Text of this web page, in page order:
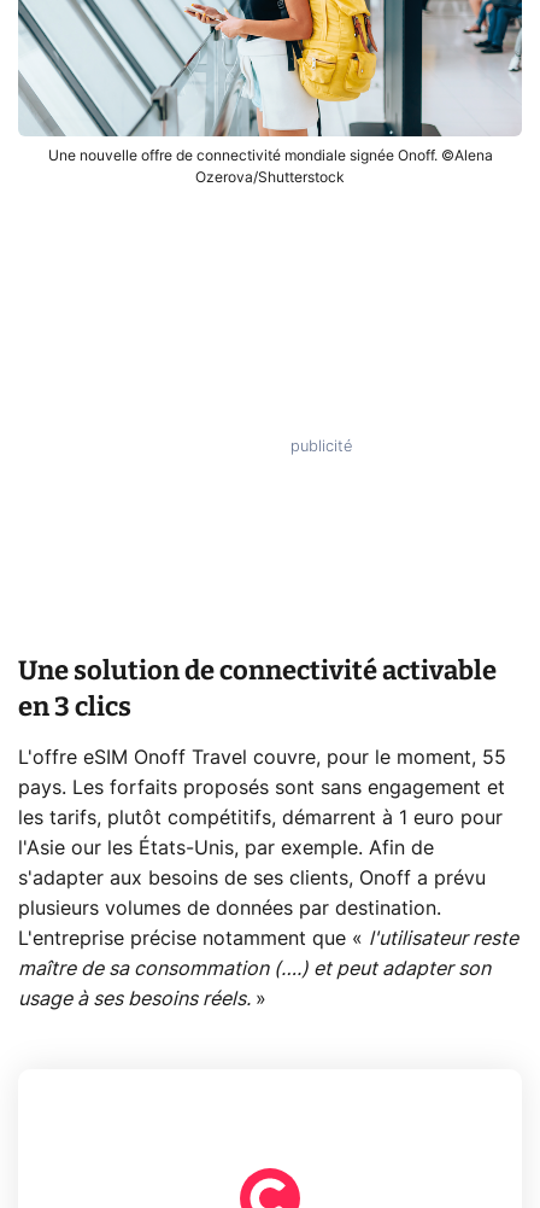
Une nouvelle offre de connectivité mondiale signée Onoff. ©Alena
Ozerova/Shutterstock
Une solution de connectivité activable
en 3 clics
L'offre eSIM Onoff Travel couvre, pour le moment, 55
pays. Les forfaits proposés sont sans engagement et
les tarifs, plutôt compétitifs, démarrent à 1 euro pour
l'Asie our les États-Unis, par exemple. Afin de
s'adapter aux besoins de ses clients, Onoff a prévu
plusieurs volumes de données par destination.
L'entreprise précise notamment que « l'utilisateur reste
maître de sa consommation (….) et peut adapter son
usage à ses besoins réels. »